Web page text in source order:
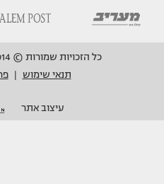
כל הזכויות שמורות © 2014 מעריב און ליין בע"מ.
תנאי שימוש
עיצוב אתר